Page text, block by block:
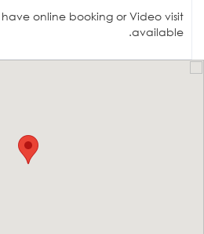
online booking or Video visit
available.